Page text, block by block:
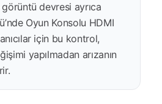
devresi ayrıca
Oyun Konsolu HDMI
için bu kontrol,
yapılmadan arızanın